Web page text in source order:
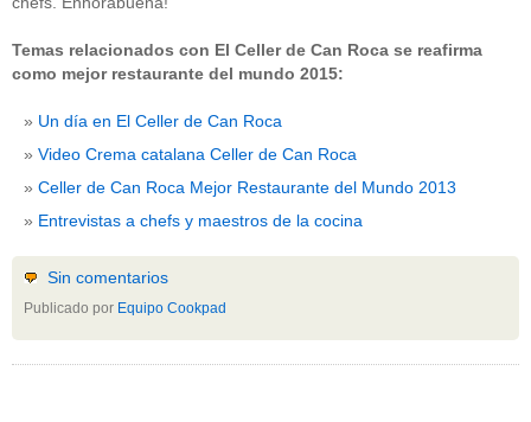
Temas relacionados con El Celler de Can Roca se reafirma
como mejor restaurante del mundo 2015:
Un día en El Celler de Can Roca
Video Crema catalana Celler de Can Roca
Celler de Can Roca Mejor Restaurante del Mundo 2013
Entrevistas a chefs y maestros de la cocina
Sin comentarios
Publicado por Equipo Cookpad